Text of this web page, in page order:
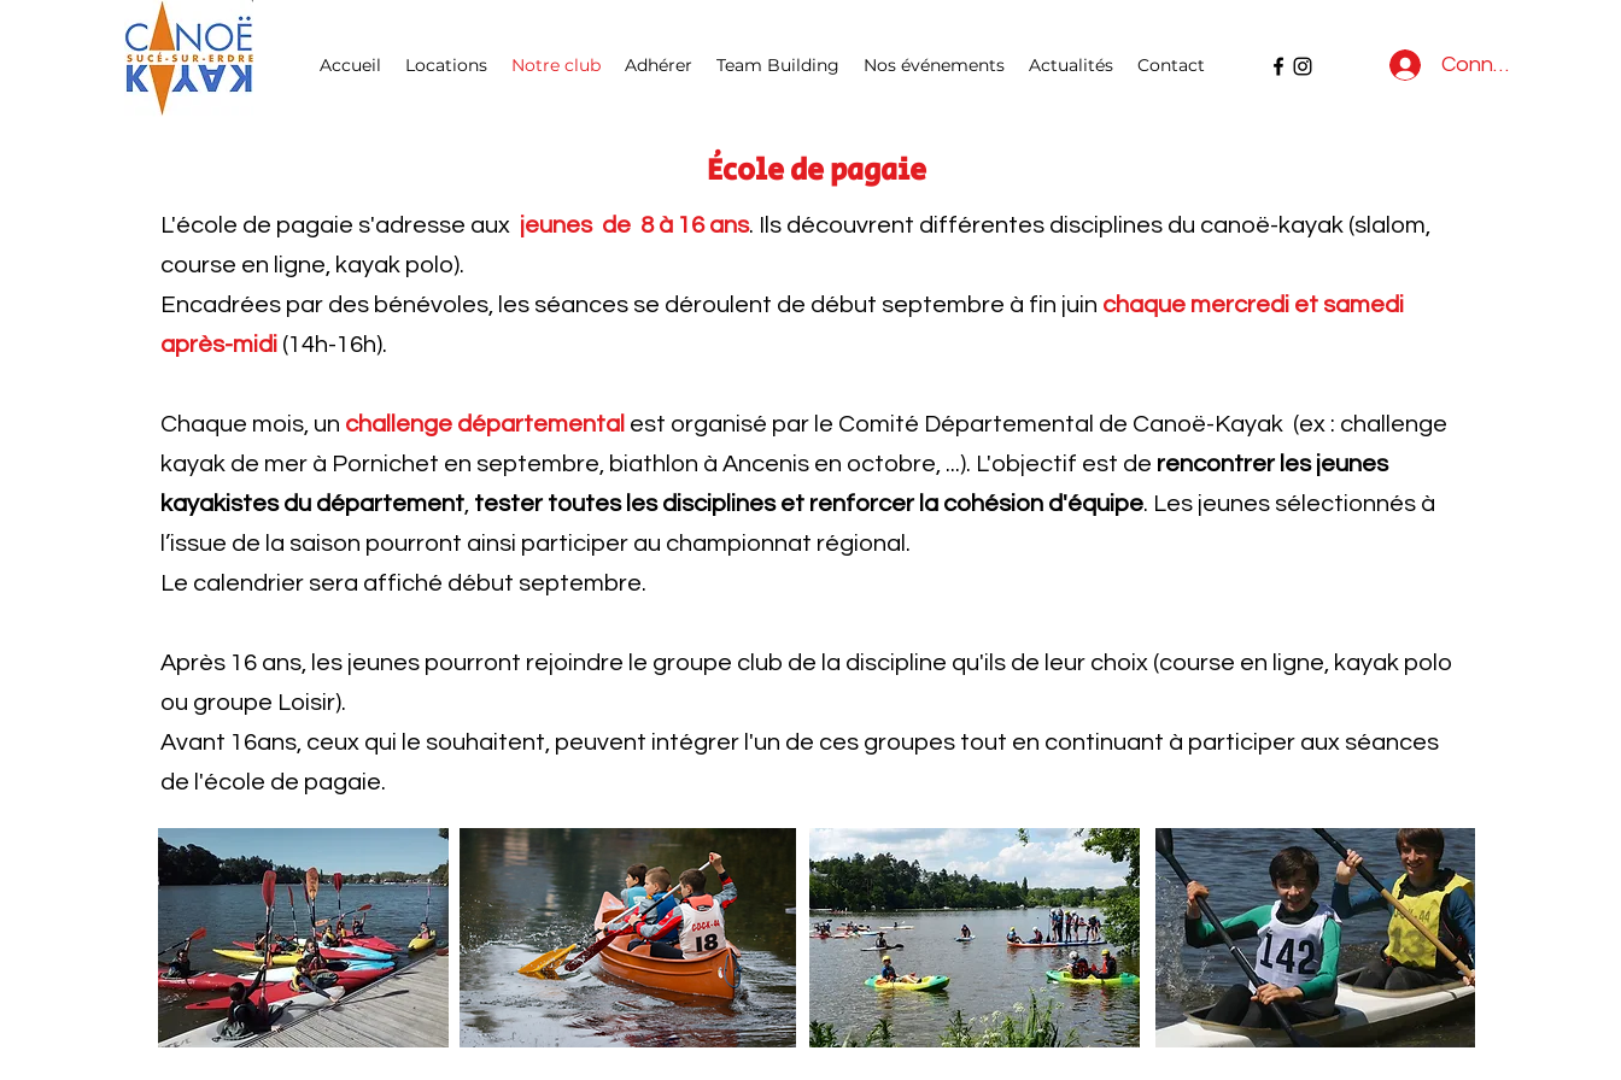
Accueil Locations Notre club Adhérer Team Building Nos événements Actualités Contact Connexion
École de pagaie
L'école de pagaie s'adresse aux jeunes de 8 à 16 ans. Ils découvrent différentes disciplines du canoë-kayak (slalom,
course en ligne, kayak polo).
Encadrées par des bénévoles, les séances se déroulent de début septembre à fin juin chaque mercredi et samedi
après-midi (14h-16h).
Chaque mois, un challenge départemental est organisé par le Comité Départemental de Canoë-Kayak (ex : challenge
kayak de mer à Pornichet en septembre, biathlon à Ancenis en octobre, ...). L'objectif est de rencontrer les jeunes
kayakistes du département, tester toutes les disciplines et renforcer la cohésion d'équipe. Les jeunes sélectionnés à
l’issue de la saison pourront ainsi participer au championnat régional.
Le calendrier sera affiché début septembre.
Après 16 ans, les jeunes pourront rejoindre le groupe club de la discipline qu'ils de leur choix (course en ligne, kayak polo
ou groupe Loisir).
Avant 16ans, ceux qui le souhaitent, peuvent intégrer l'un de ces groupes tout en continuant à participer aux séances
de l'école de pagaie.